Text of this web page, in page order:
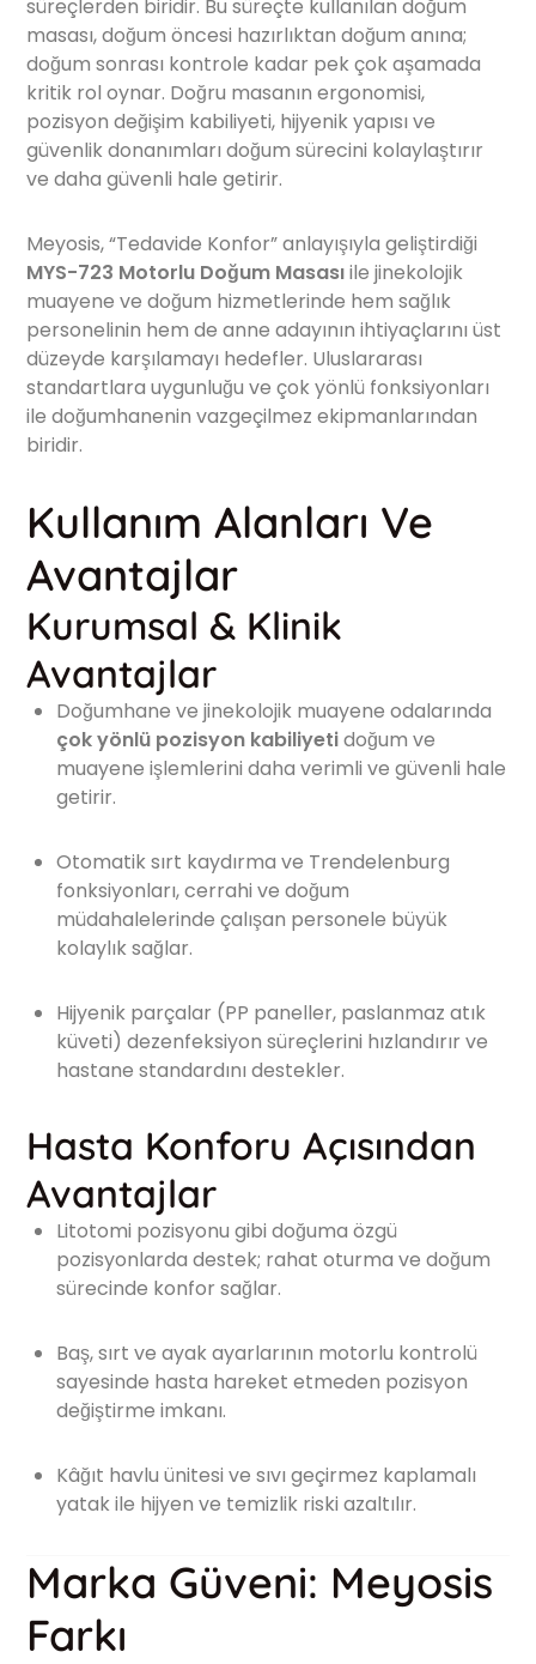
süreçlerden biridir. Bu süreçte kullanılan doğum
masası, doğum öncesi hazırlıktan doğum anına;
doğum sonrası kontrole kadar pek çok aşamada
kritik rol oynar. Doğru masanın ergonomisi,
pozisyon değişim kabiliyeti, hijyenik yapısı ve
güvenlik donanımları doğum sürecini kolaylaştırır
ve daha güvenli hale getirir.
Meyosis, “Tedavide Konfor” anlayışıyla geliştirdiği
MYS-723 Motorlu Doğum Masasıile jinekolojik
muayene ve doğum hizmetlerinde hem sağlık
personelinin hem de anne adayının ihtiyaçlarını üst
düzeyde karşılamayı hedefler. Uluslararası
standartlara uygunluğu ve çok yönlü fonksiyonları
ile doğumhanenin vazgeçilmez ekipmanlarından
biridir.
Kullanım Alanları Ve
Avantajlar
Kurumsal & Klinik
Avantajlar
Doğumhane ve jinekolojik muayene odalarında
çok yönlü pozisyon kabiliyetidoğum ve
muayene işlemlerini daha verimli ve güvenli hale
getirir.
Otomatik sırt kaydırma ve Trendelenburg
fonksiyonları, cerrahi ve doğum
müdahalelerinde çalışan personele büyük
kolaylık sağlar.
Hijyenik parçalar (PP paneller, paslanmaz atık
küveti) dezenfeksiyon süreçlerini hızlandırır ve
hastane standardını destekler.
Hasta Konforu Açısından
Avantajlar
Litotomi pozisyonu gibi doğuma özgü
pozisyonlarda destek; rahat oturma ve doğum
sürecinde konfor sağlar.
Baş, sırt ve ayak ayarlarının motorlu kontrolü
sayesinde hasta hareket etmeden pozisyon
değiştirme imkanı.
Kâğıt havlu ünitesi ve sıvı geçirmez kaplamalı
yatak ile hijyen ve temizlik riski azaltılır.
Marka Güveni: Meyosis
Farkı